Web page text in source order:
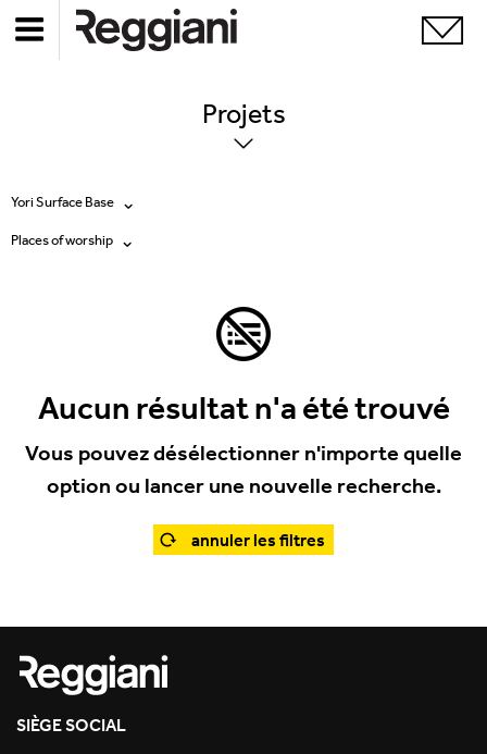
Projets
Yori Surface Base
Tous les produits
Mood Evo
Traceline System
Trybeca Système
Yori Surface Base
Yori Surface/Pendant
Places of worship
Office
Retail
Showrooms
Aucun résultat n'a été trouvé
Vous pouvez désélectionner n'importe quelle
option ou lancer une nouvelle recherche.
annuler les filtres
SIÈGE SOCIAL